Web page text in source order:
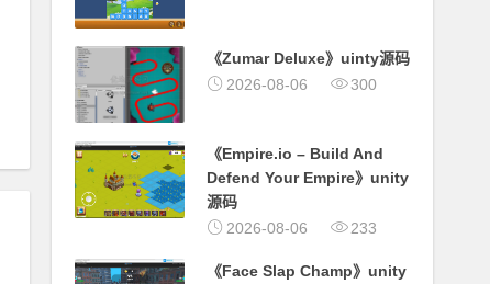
《Zumar Deluxe》uinty源码
2026-08-06
300
《Empire.io – Build And
Defend Your Empire》unity
源码
2026-08-06
233
《Face Slap Champ》unity